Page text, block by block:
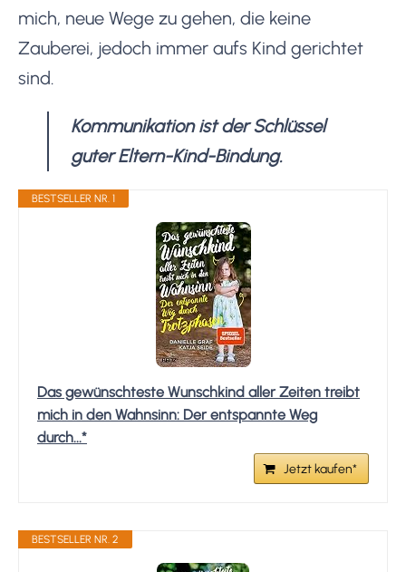
mich, neue Wege zu gehen, die keine
Zauberei, jedoch immer aufs Kind gerichtet
sind.
Kommunikation ist der Schlüssel
guter Eltern-Kind-Bindung.
BESTSELLER NR. 1
Das gewünschteste Wunschkind aller Zeiten treibt
mich in den Wahnsinn: Der entspannte Weg
durch...*
Jetzt kaufen*
BESTSELLER NR. 2